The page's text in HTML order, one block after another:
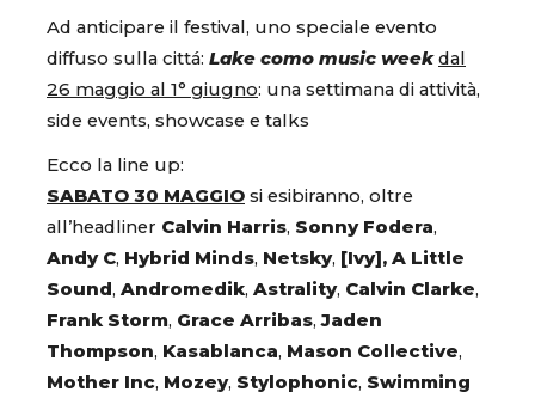
Ad anticipare il festival, uno speciale evento
diffuso sulla cittá: Lake como music week dal
26 maggio al 1° giugno: una settimana di attività,
side events, showcase e talks
Ecco la line up:
SABATO 30 MAGGIO si esibiranno, oltre
all’headliner Calvin Harris, Sonny Fodera,
Andy C, Hybrid Minds, Netsky, [Ivy], A Little
Sound, Andromedik, Astrality, Calvin Clarke,
Frank Storm, Grace Arribas, Jaden
Thompson, Kasablanca, Mason Collective,
Mother Inc, Mozey, Stylophonic, Swimming